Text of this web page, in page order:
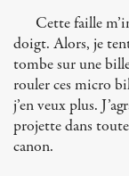
Cette faille
doigt. Alors, je
tombe sur une
rouler ces micro
j’en veux plus.
projette dans
canon.